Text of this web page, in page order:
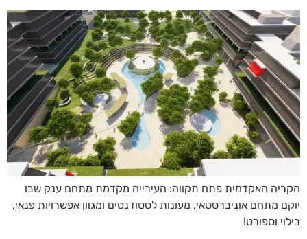
הקריה האקדמית פתח תקווה: העירייה מקדמת מתחם ענק שבו
יוקם מתחם אוניברסטאי, מעונות לסטודנטים ומגוון אפשרויות פנאי,
בילוי וספורט!